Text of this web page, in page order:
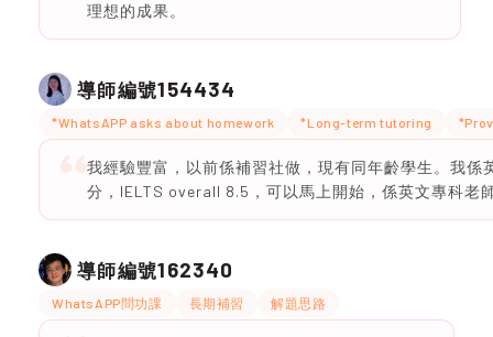
理想的成果。
導師編號154434
*WhatsAPP asks about homework *Long-term tutoring
我經驗豐富，以前係補習社做，現有同年齡學生。我係
分，IELTS overall 8.5，可以馬上開始，係英文專科老
導師編號162340
WhatsAPP問功課 長期補習 解題思路